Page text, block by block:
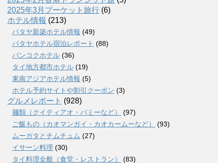
2025年3月プーケット旅行 (6)
ホテル情報 (213)
パタヤ新築ホテル情報 (49)
パタヤホテル宿泊レポート (88)
バンコクホテル (36)
タイ地方都市ホテル (19)
東南アジアホテル情報 (5)
ホテル予約サイトや割引クーポン (3)
グルメレポート (928)
麺類（クイティアオ・バミーなど）
(97)
ご飯もの（カオマンガイ・カオカームーなど）
(93)
ムーガタとチムチュム (27)
イサーン料理 (30)
タイ料理全般（食堂・レストラン）
(83)